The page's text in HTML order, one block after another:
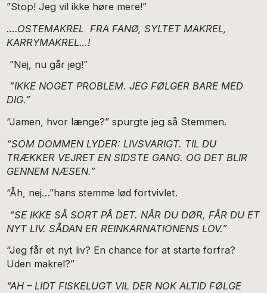
”Stop! Jeg vil ikke høre mere!”
….OSTEMAKREL FRA FANØ, SYLTET MAKREL,
KARRYMAKREL…!
”Nej, nu går jeg!”
”IKKE NOGET PROBLEM. JEG FØLGER BARE MED
DIG.”
“Jamen, hvor længe?” spurgte jeg så Stemmen.
“SOM DOMMEN LYDER: LIVSVARIGT. TIL DU
TRÆKKER VEJRET EN SIDSTE GANG. OG DET BLIR
GENNEM NÆSEN.”
“Åh, nej…”hans stemme lød fortvivlet.
“SE IKKE SÅ SORT PÅ DET. NÅR DU DØR, FÅR DU ET
NYT LIV. SÅDAN ER REINKARNATIONENS LOV.”
“Jeg får et nyt liv? En chance for at starte forfra?
Uden makrel?”
“AH – LIDT FISKELUGT VIL DER NOK ALTID FØLGE